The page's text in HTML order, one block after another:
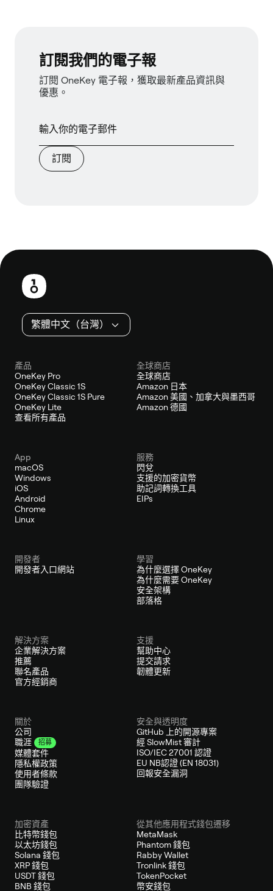
訂閱我們的電子報
訂閱 OneKey 電子報，獲取最新產品資訊與
優惠。
訂閱
頁
繁體中文（台灣）
產品
OneKey Pro
OneKey Classic 1S
OneKey Classic 1S Pure
OneKey Lite
查看所有產品
全球商店
全球商店
Amazon 日本
Amazon 美國、加拿大與墨西哥
Amazon 德國
App
macOS
Windows
iOS
Android
Chrome
Linux
服務
閃兌
支援的加密貨幣
助記詞轉換工具
EIPs
開發者
開發者入口網站
學習
為什麼選擇 OneKey
為什麼需要 OneKey
安全架構
部落格
解決方案
企業解決方案
推薦
聯名產品
官方經銷商
支援
幫助中心
提交請求
韌體更新
關於
公司
職涯
招募
媒體套件
隱私權政策
使用者條款
團隊驗證
安全與透明度
GitHub 上的開源專案
經 SlowMist 審計
ISO/IEC 27001 認證
EU NB認證 (EN 18031)
回報安全漏洞
加密資產
比特幣錢包
以太坊錢包
Solana 錢包
XRP 錢包
USDT 錢包
BNB 錢包
從其他應用程式錢包遷移
MetaMask
Phantom 錢包
Rabby Wallet
Tronlink 錢包
TokenPocket
幣安錢包